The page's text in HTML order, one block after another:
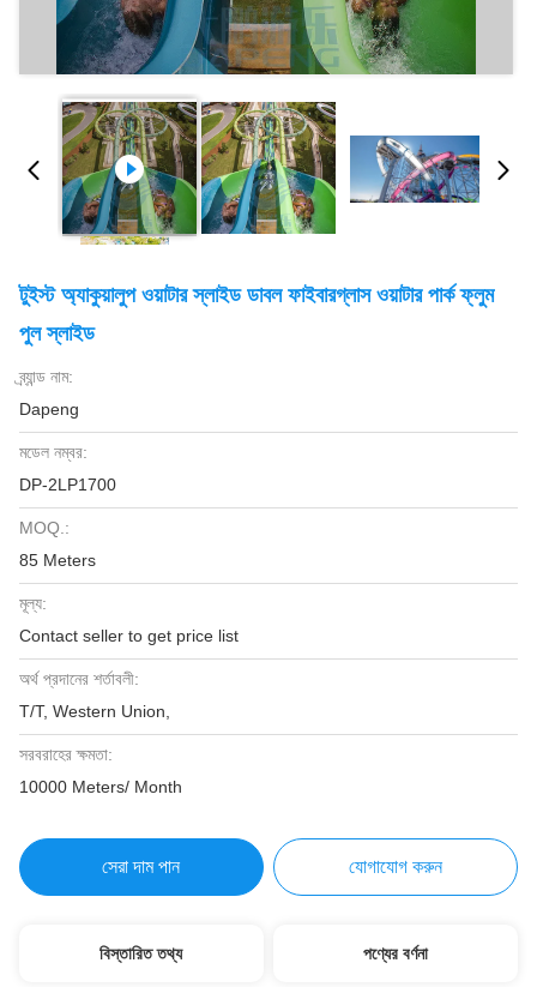
টুইস্ট অ্যাকুয়ালুপ ওয়াটার স্লাইড ডাবল ফাইবারগ্লাস ওয়াটার পার্ক ফ্লুম
পুল স্লাইড
ব্র্যান্ড নাম:
Dapeng
মডেল নম্বর:
DP-2LP1700
MOQ.:
85 Meters
মূল্য:
Contact seller to get price list
অর্থ প্রদানের শর্তাবলী:
T/T, Western Union,
সরবরাহের ক্ষমতা:
10000 Meters/ Month
সেরা দাম পান যোগাযোগ করুন
বিস্তারিত তথ্য পণ্যের বর্ণনা